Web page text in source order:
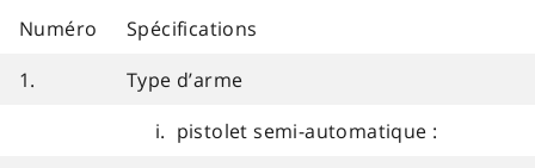
Numéro
Spécifications
1.
Type d’arme
i. pistolet semi-automatique :